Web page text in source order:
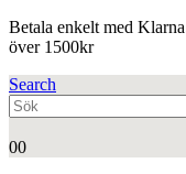
Betala enkelt med
över 1500kr
Search
00